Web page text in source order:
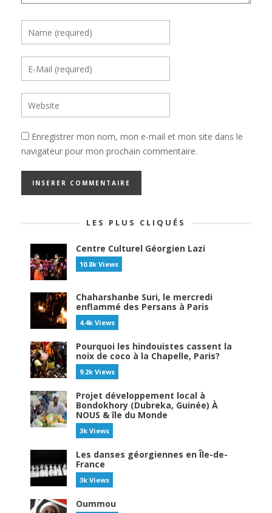
Enregistrer mon nom, mon e-mail et mon site dans le
navigateur pour mon prochain commentaire.
LES PLUS CLIQUÉS
Centre Culturel Géorgien Lazi
10.8k Views
Chaharshanbe Suri, le mercredi
enflammé des Persans à Paris
4.4k Views
Pourquoi les hindouistes cassent la
noix de coco à la Chapelle, Paris?
9.2k Views
Projet développement local à
Bondokhory (Dubreka, Guinée) À
NOUS & île du Monde
3k Views
Les danses géorgiennes en Île-de-
France
3k Views
Oummou